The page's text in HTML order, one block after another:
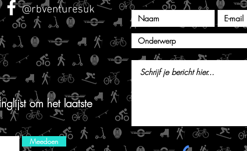
@rbventuresuk
om het laatste
Meedoen